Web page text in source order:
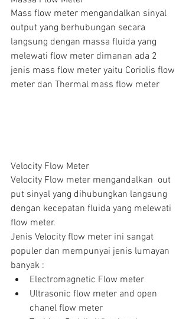
Mass flow meter mengandalkan sinyal
output yang berhubungan secara
langsung dengan massa fluida yang
melewati flow meter dimanan ada 2
jenis mass flow meter yaitu Coriolis flow
meter dan Thermal mass flow meter
Velocity Flow Meter
Velocity Flow meter mengandalkan  out
put sinyal yang dihubungkan langsung
dengan kecepatan fluida yang melewati
flow meter.
Jenis Velocity flow meter ini sangat
populer dan mempunyai jenis lumayan
banyak :
Electromagnetic Flow meter
Ultrasonic flow meter and open
chanel flow meter